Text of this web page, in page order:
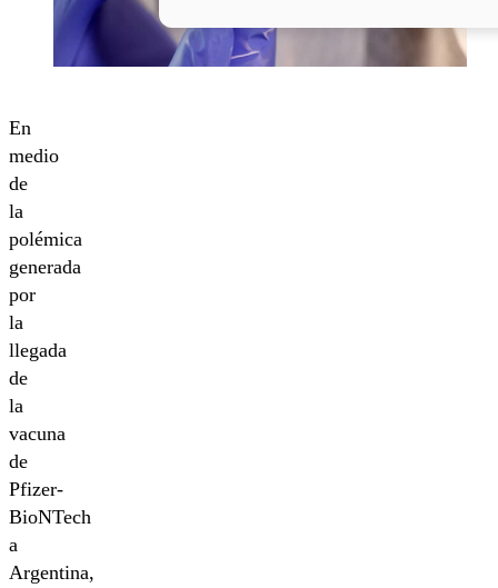
En
medio
de
la
polémica
generada
por
la
llegada
de
la
vacuna
de
Pfizer-
BioNTech
a
Argentina,